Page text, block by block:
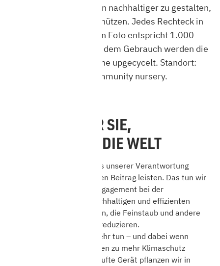
angehalten, unser Leben nachhaltiger zu gestalten,
um unsere Welt zu schützen. Jedes Rechteck in
dem oben gezeigten Foto entspricht 1.000
Baumsetzlingen. Nach dem Gebrauch werden die
Plastik-Topfschläuche upgecycelt. Standort:
Enyezini community nursery.
EIN KAMIN FÜR SIE,
EIN BAUM FÜR DIE WELT
Auch wir bei HARK sind uns unserer Verantwortung
bewusst und wollen unseren Beitrag leisten. Das tun wir
zum einen mit unserem Engagement bei der
Weiterentwicklung von nachhaltigen und effizienten
Verbrennungs-Technologien, die Feinstaub und andere
Emissionen immer weiter reduzieren.
Wir möchten aber noch mehr tun – und dabei wenn
möglich auch unsere Kunden zu mehr Klimaschutz
inspirieren: Für jedes gekaufte Gerät pflanzen wir in